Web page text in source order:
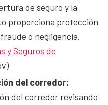
de seguro y la
proporciona protección
o negligencia.
y Seguros de
del corredor:
del corredor revisando